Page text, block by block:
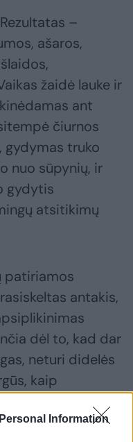
Information
–
ašaros,
žaidė lauke ir
ant
čiurnos
gydymas truko
nuo sūpynių, ir
gydytis
atsitikimų
patiriamos
antakis,
dėl to, kad dar
neturi didelės
kaip
vaikus. Tokio